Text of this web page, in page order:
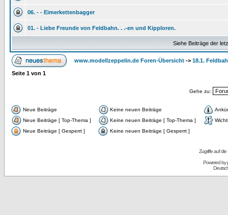
06. - - Eimerkettenbagger
01. - Liebe Freunde von Feldbahn. . .-en und Kipploren.
Siehe Beiträge der
www.modellzeppelin.de Foren-Übersicht -> 18.1.
Seite 1 von 1
Gehe zu:
Neue Beiträge Keine neuen Beiträge
Neue Beiträge [ Top-Thema ]
Keine neuen Beiträge [ Top-Thema ]
Neue Beiträge [ Gesperrt ]
Keine neuen Beiträge [ Gesperrt ]
Zugriffe auf
Powered by